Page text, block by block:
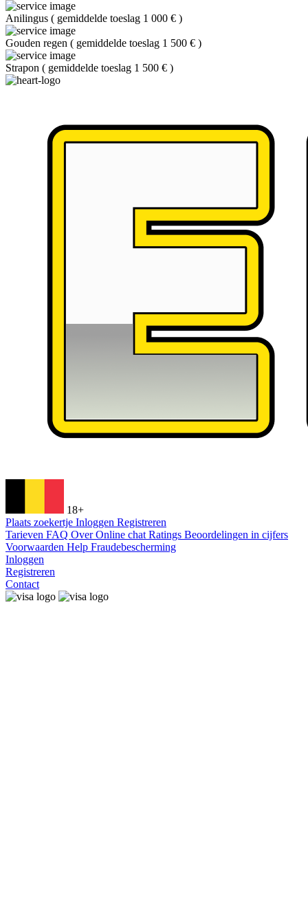
Anilingus ( gemiddelde toeslag 1 000 € )
Gouden regen ( gemiddelde toeslag 1 500 € )
Strapon ( gemiddelde toeslag 1 500 € )
18+
Plaats zoekertje Inloggen Registreren
Tarieven FAQ OverOnline chat Ratings Beoordelingen in cijfers
Voorwaarden Help Fraudebescherming
Inloggen
Registreren
Contact